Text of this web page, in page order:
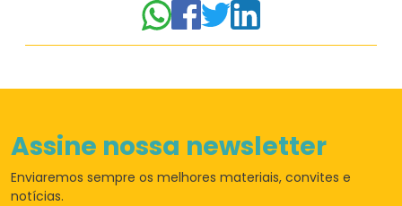
Assine nossa newsletter
Enviaremos sempre os melhores materiais, convites e
notícias.